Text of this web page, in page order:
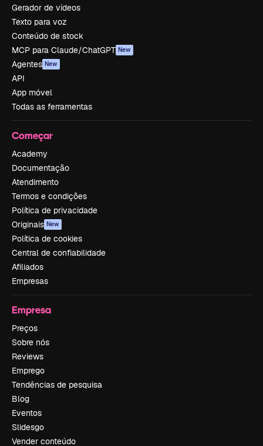
Gerador de vídeos
Texto para voz
Conteúdo de stock
MCP para Claude/ChatGPT New
Agentes New
API
App móvel
Todas as ferramentas
Começar
Academy
Documentação
Atendimento
Termos e condições
Política de privacidade
Originais New
Política de cookies
Central de confiabilidade
Afiliados
Empresas
Empresa
Preços
Sobre nós
Reviews
Emprego
Tendências de pesquisa
Blog
Eventos
Slidesgo
Vender conteúdo